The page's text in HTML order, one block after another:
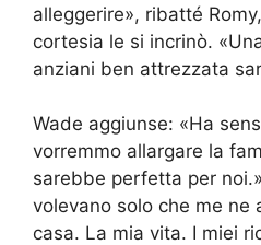
alleggerire», ribatté
cortesia le si incrinò.
anziani ben attrezzata
Wade aggiunse: «Ha
vorremmo allargare la
sarebbe perfetta per
volevano solo che me ne
casa. La mia vita. I miei